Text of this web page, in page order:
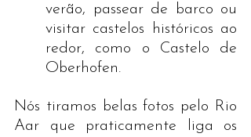
verão, passear de barco ou
visitar castelos históricos ao
redor, como o Castelo de
Oberhofen.
Nós tiramos belas fotos pelo Rio
Aar que praticamente liga os